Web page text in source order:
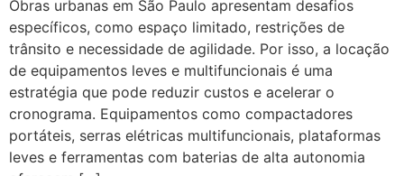
Obras urbanas em São Paulo apresentam desafios
específicos, como espaço limitado, restrições de
trânsito e necessidade de agilidade. Por isso, a locação
de equipamentos leves e multifuncionais é uma
estratégia que pode reduzir custos e acelerar o
cronograma. Equipamentos como compactadores
portáteis, serras elétricas multifuncionais, plataformas
leves e ferramentas com baterias de alta autonomia